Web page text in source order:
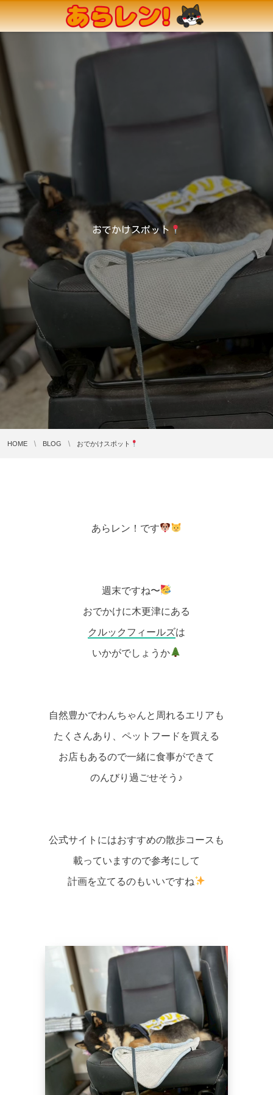
おでかけスポット
HOME BLOG おでかけスポット
あらレン！です
週末ですね〜
おでかけに木更津にある
クルックフィールズは
いかがでしょうか
自然豊かでわんちゃんと周れるエリアも
たくさんあり、ペットフードを買える
お店もあるので一緒に食事ができて
のんびり過ごせそう♪
公式サイトにはおすすめの散歩コースも
載っていますので参考にして
計画を立てるのもいいですね